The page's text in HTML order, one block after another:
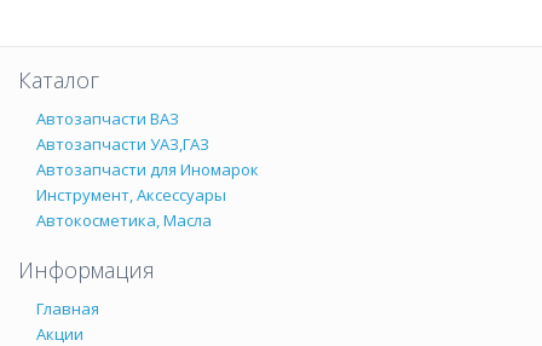
Каталог
Автозапчасти ВАЗ
Автозапчасти УАЗ,ГАЗ
Автозапчасти для Иномарок
Инструмент, Аксессуары
Автокосметика, Масла
Информация
Главная
Акции